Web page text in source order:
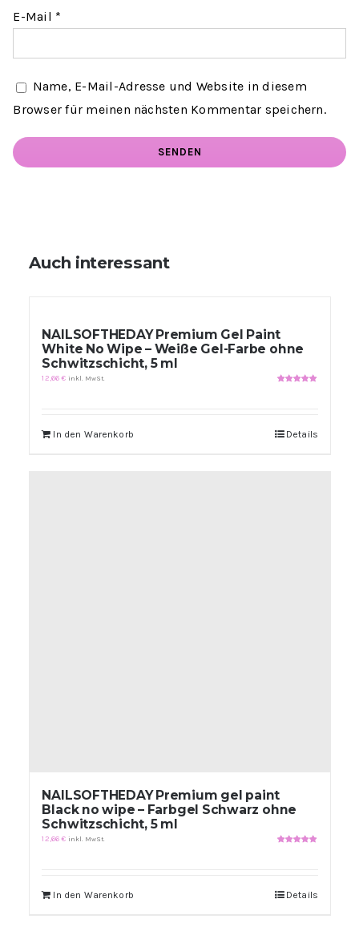
E-Mail *
Name, E-Mail-Adresse und Website in diesem
Browser für meinen nächsten Kommentar speichern.
Auch interessant
NAILSOFTHEDAY Premium Gel Paint
White No Wipe – Weiße Gel-Farbe ohne
Schwitzschicht, 5 ml
12,66€ inkl. MwSt.
In den Warenkorb Details
NAILSOFTHEDAY Premium gel paint
Black no wipe – Farbgel Schwarz ohne
Schwitzschicht, 5 ml
12,66€ inkl. MwSt.
In den Warenkorb Details